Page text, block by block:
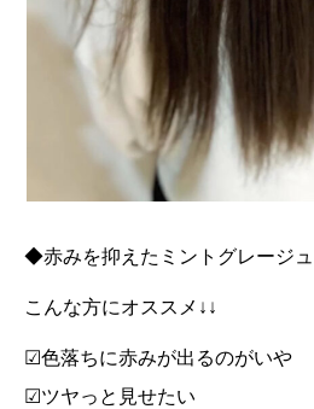
◆赤みを抑えたミントグレージュ
こんな方にオススメ↓↓
☑︎色落ちに赤みが出るのがいや
☑︎ツヤっと見せたい